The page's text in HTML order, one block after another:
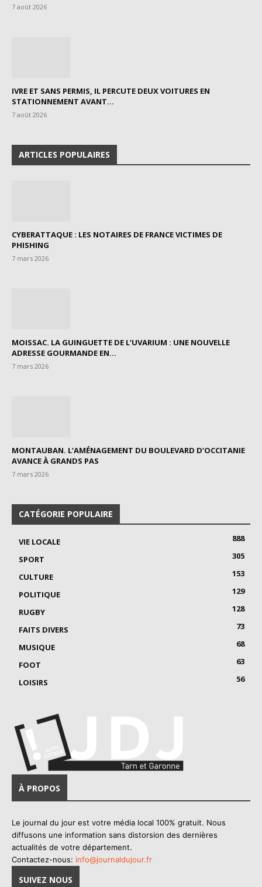
7 août 2026
IVRE ET SANS PERMIS, IL PERCUTE DEUX VOITURES EN
STATIONNEMENT AVANT...
7 août 2026
ARTICLES POPULAIRES
CYBERATTAQUE : LES NOTAIRES DE FRANCE VICTIMES DE
PHISHING
7 mars 2026
MOISSAC. LA GUINGUETTE DE L’UVARIUM : UNE NOUVELLE
ADRESSE GOURMANDE EN...
7 mars 2026
MONTAUBAN. L’AMÉNAGEMENT DU BOULEVARD D’OCCITANIE
AVANCE À GRANDS PAS
7 mars 2026
CATÉGORIE POPULAIRE
VIE LOCALE
888
SPORT
305
CULTURE
153
POLITIQUE
129
RUGBY
128
FAITS DIVERS
73
MUSIQUE
68
FOOT
63
LOISIRS
56
À PROPOS
Le journal du jour est votre média local 100% gratuit. Nous
diffusons une information sans distorsion des dernières
actualités de votre département.
Contactez-nous: info@journaldujour.fr
SUIVEZ NOUS